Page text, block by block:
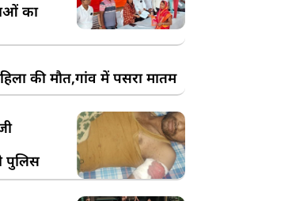
का
की मौत,गांव में पसरा मातम
पुलिस